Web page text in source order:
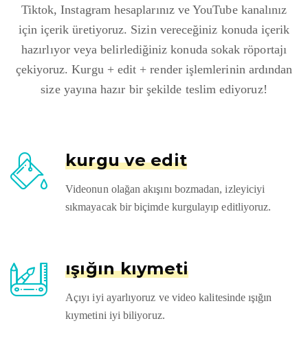
Tiktok, Instagram hesaplarınız ve YouTube kanalınız
için içerik üretiyoruz. Sizin vereceğiniz konuda içerik
hazırlıyor veya belirlediğiniz konuda sokak röportajı
çekiyoruz. Kurgu + edit + render işlemlerinin ardından
size yayına hazır bir şekilde teslim ediyoruz!
kurgu ve edit
Videonun olağan akışını bozmadan, izleyiciyi
sıkmayacak bir biçimde kurgulayıp editliyoruz.
işığın kıymeti
Açıyı iyi ayarlıyoruz ve video kalitesinde ışığın
kıymetini iyi biliyoruz.